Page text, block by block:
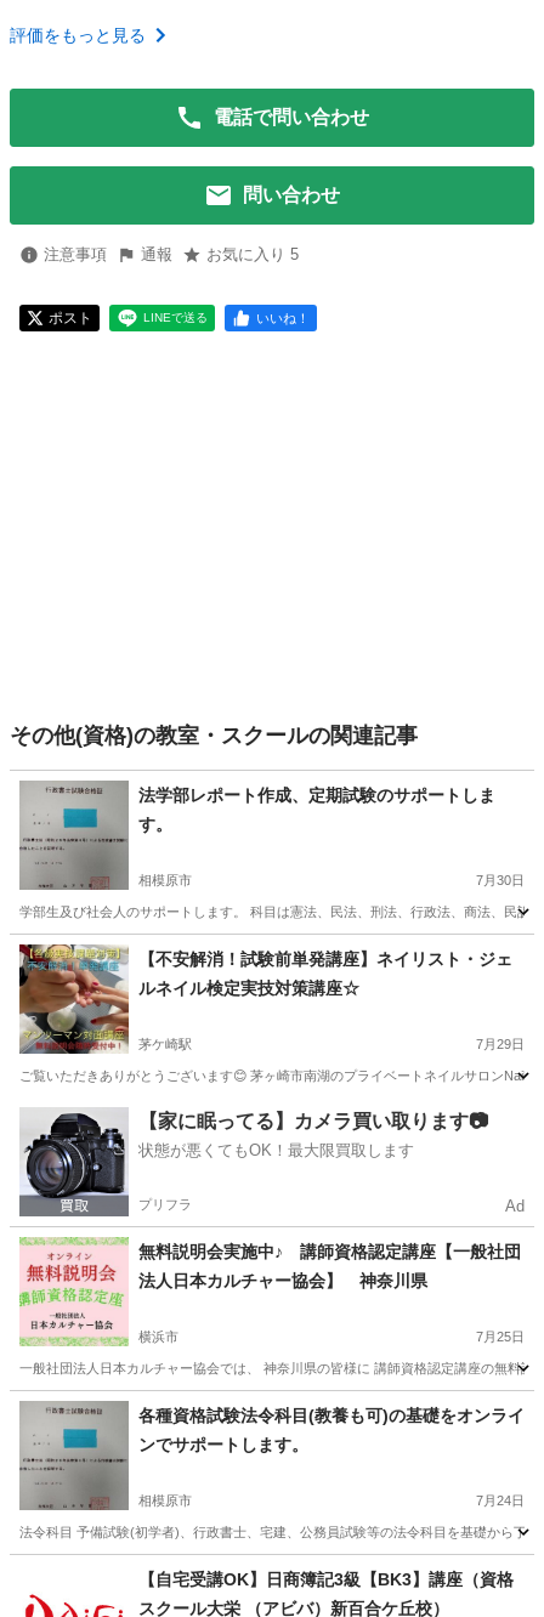
評価をもっと見る
電話で問い合わせ
問い合わせ
注意事項 通報 お気に入り 5
ポスト LINEで送る いいね！
その他(資格)の教室・スクールの関連記事
法学部レポート作成、定期試験のサポートしま
す。
相模原市 7月30日
学部生及び社会人のサポートします。 科目は憲法、民法、刑法、行政法、商法、民
神奈川 相模原市 資格 答案
【不安解消！試験前単発講座】ネイリスト・ジェ
ルネイル検定実技対策講座☆
茅ケ崎駅 7月29日
ご覧いただきありがとうございます😊 茅ヶ崎市南湖のプライベートネイルサロン
神奈川 茅ヶ崎市 茅ケ崎駅 その他 講座
【家に眠ってる】カメラ買い取ります📷
状態が悪くてもOK！最大限買取します
プリフラ Ad
無料説明会実施中♪ 講師資格認定講座【一般社団
法人日本カルチャー協会】 神奈川県
横浜市 7月25日
一般社団法人日本カルチャー協会では、 神奈川県の皆様に 講師資格認定講座の無料
神奈川 横浜市 その他 カルチャー
各種資格試験法令科目(教養も可)の基礎をオンライ
ンでサポートします。
相模原市 7月24日
法令科目 予備試験(初学者)、行政書士、宅建、公務員試験等の法令科目を基礎から丁
相模原市 資格 公務員試験
【自宅受講OK】日商簿記3級【BK3】講座（資格
スクール大栄 （アビバ）新百合ケ丘校）